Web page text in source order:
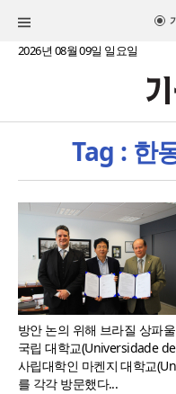
2026년 08월 09일 일요일
Tag : 한
방안 논의 위해 브라질 상파
국립 대학교(Universidade
사립대학인 마켄지 대학교
를 각각 방문했다...